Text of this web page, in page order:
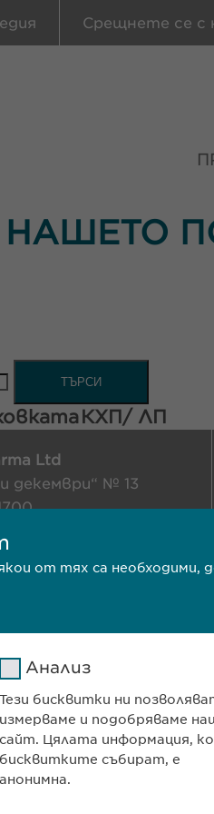
Срещнете се с
НАШЕТО
ТЪРСИ
КХП/ ЛП
Ltd
декември“ № 13
от тях са
Анализ
Тези бисквитки ни
измерваме и подобряваме
сайт. Цялата информация,
бисквитките събират, е
анонимна.